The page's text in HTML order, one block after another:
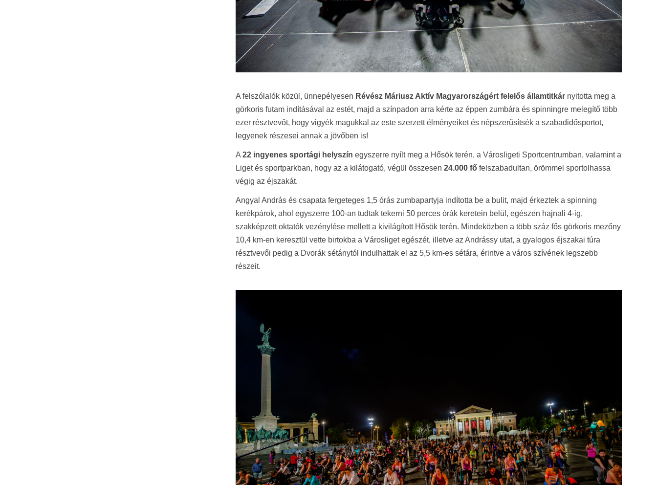
A felszólalók közül, ünnepélyesen Révész Máriusz Aktív Magyarországért felelős államtitkár nyitotta meg a
görkoris futam indításával az estét, majd a színpadon arra kérte az éppen zumbára és spinningre melegítő több
ezer résztvevőt, hogy vigyék magukkal az este szerzett élményeiket és népszerűsítsék a szabadidősportot,
legyenek részesei annak a jövőben is!
A 22 ingyenes sportági helyszín egyszerre nyílt meg a Hősök terén, a Városligeti Sportcentrumban, valamint a
Liget és sportparkban, hogy az a kilátogató, végül összesen 24.000 fő felszabadultan, örömmel sportolhassa
végig az éjszakát.
Angyal András és csapata fergeteges 1,5 órás zumbapartyja indította be a bulit, majd érkeztek a spinning
kerékpárok, ahol egyszerre 100-an tudtak tekerni 50 perces órák keretein belül, egészen hajnali 4-ig,
szakképzett oktatók vezénylése mellett a kivilágított Hősök terén. Mindeközben a több száz fős görkoris mezőny
10,4 km-en keresztül vette birtokba a Városliget egészét, illetve az Andrássy utat, a gyalogos éjszakai túra
résztvevői pedig a Dvorák sétánytól indulhattak el az 5,5 km-es sétára, érintve a város szívének legszebb
részeit.